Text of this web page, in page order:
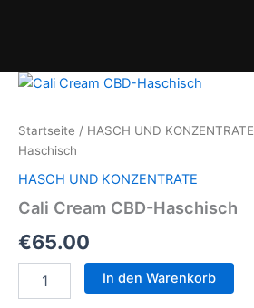
Startseite / HASCH UND KONZENTRATE
Haschisch
HASCH UND KONZENTRATE
Cali Cream CBD-Haschisch
€65.00
Cream
In den Warenkorb